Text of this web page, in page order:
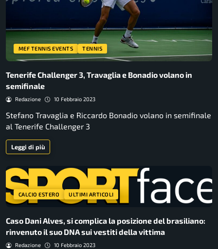
MEF TENNIS EVENTS TENNIS
Tenerife Challenger 3, Travaglia e Bonadio volano in
semifinale
Redazione 10 Febbraio 2023
Stefano Travaglia e Riccardo Bonadio volano in semifinale
al Tenerife Challenger 3
Leggi di più
CALCIO ESTERO ULTIMI ARTICOLI
Caso Dani Alves, si complica la posizione del brasiliano:
rinvenuto il suo DNA sui vestiti della vittima
Redazione 10 Febbraio 2023